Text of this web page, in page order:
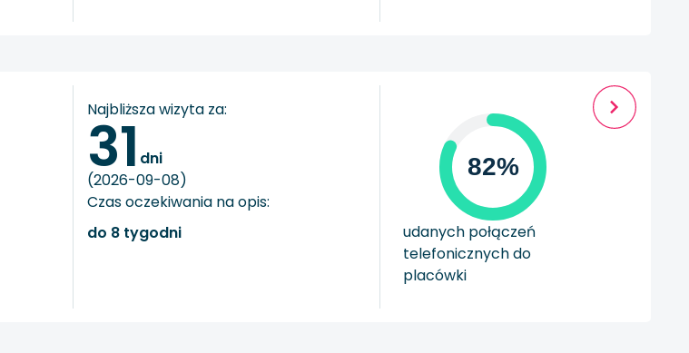
Najbliższa wizyta za:
31 dni
(2026-09-08)
Czas oczekiwania na opis:
do 8 tygodni
82%
udanych połączeń
telefonicznych do
placówki